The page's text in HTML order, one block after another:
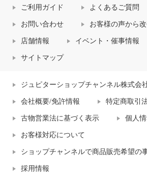
ご利用ガイド よくあるご質問
お問い合わせ お客様の声から
店舗情報 イベント・催事情報
サイトマップ
ジュピターショップチャンネル株式会
会社概要/免許情報 特定商取引
古物営業法に基づく表示 個人
お客様対応について
ショップチャンネルで商品販売希望の
採用情報